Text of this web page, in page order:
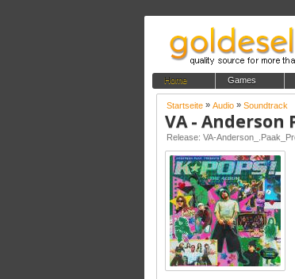
Home Games
Startseite » Audio » Soundtrack